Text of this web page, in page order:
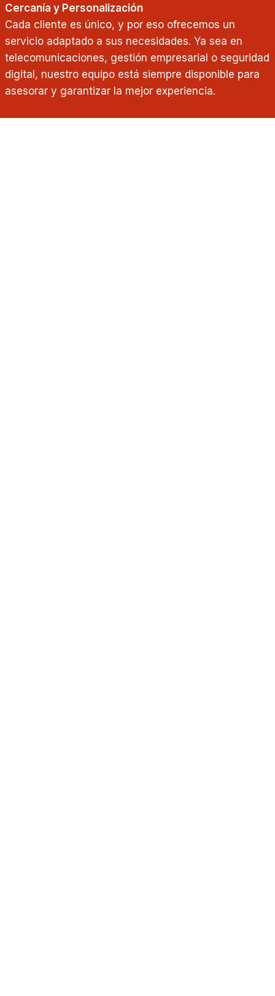
Cercanía y Personalización
Cada cliente es único, y por eso ofrecemos un
servicio adaptado a sus necesidades. Ya sea en
telecomunicaciones, gestión empresarial o seguridad
digital, nuestro equipo está siempre disponible para
asesorar y garantizar la mejor experiencia.